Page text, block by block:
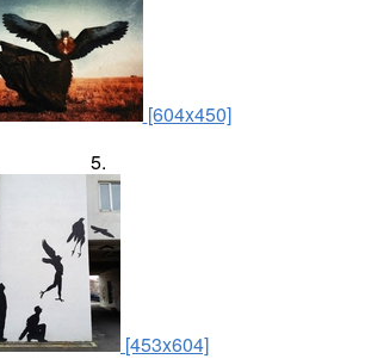
[604x450]
5.
[453x604]